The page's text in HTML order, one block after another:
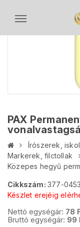
PAX
Írószerek,
Markerek, filctollak
Közepes hegyű
Cikkszám: 377-
Készlet erejéig
Nettó egységár: 78
Bruttó egységár: 99